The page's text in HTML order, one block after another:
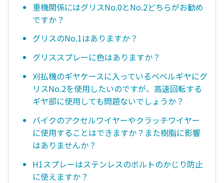
重機関係にはグリスNo.0とNo.2どちらがお勧め
ですか？
グリスのNo.1はありますか？
グリススプレーに色はありますか？
刈払機のギヤケースに入っているベベルギヤにグ
リスNo.2を使用したいのですが、高速回転する
ギヤ部に使用しても問題ないでしょうか？
バイクのアクセルワイヤーやクラッチワイヤー
に使用することはできますか？また樹脂に影響
はありませんか？
H1スプレーはステンレスのボルトのかじり防止
に使えますか？